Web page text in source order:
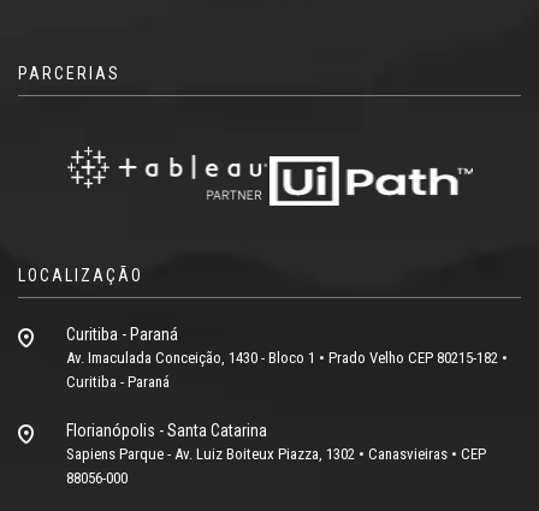
PARCERIAS
LOCALIZAÇÃO
Curitiba - Paraná
Av. Imaculada Conceição, 1430 - Bloco 1 • Prado Velho CEP 80215-182 •
Curitiba - Paraná
Florianópolis - Santa Catarina
Sapiens Parque - Av. Luiz Boiteux Piazza, 1302 • Canasvieiras • CEP
88056-000